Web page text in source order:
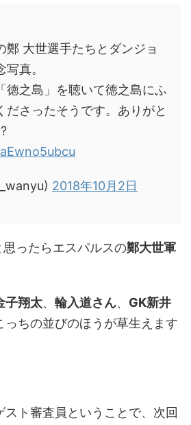
鄭 大世選手たちとダンジョ
真。
徳之島」を聴いて徳之島にふ
ださったそうです。ありがと
2018年10月2日
ったらエスパルスの鄭大世軍
子翔太、 輪入道さん、 GK新井
っちの並びのほうが草生えます
スト審査員ということで、次回